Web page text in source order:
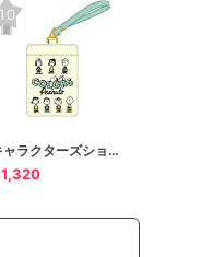
キャラクターズショップ ラフラフ
1,320